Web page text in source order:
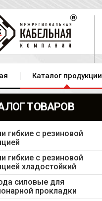
Каталог продукции
ТОВАРОВ
гибкие с резиновой
гибкие с резиновой
хладостойкий
силовые для
прокладки